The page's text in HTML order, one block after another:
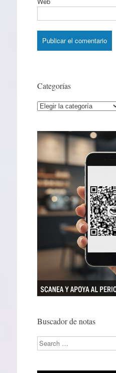
Categorías
Categorías
Buscador de notas
Search